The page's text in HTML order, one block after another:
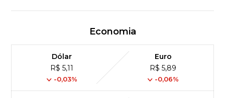
Economia
Dólar
R$ 5,11
-0,03%
Euro
R$ 5,89
-0,06%